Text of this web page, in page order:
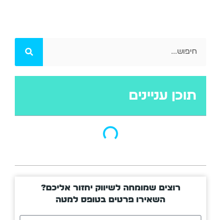
תוכן עניינים
רוצים שמומחה לשיווק יחזור אליכם?
השאירו פרטים בטופס למטה